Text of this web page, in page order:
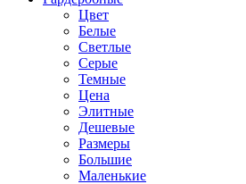
Цвет
Белые
Светлые
Серые
Темные
Цена
Элитные
Дешевые
Размеры
Большие
Маленькие